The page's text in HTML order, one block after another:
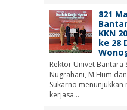
821
KKN
ke 28
Rektor Univet Bantara
Nugrahani, M.Hum
Sukarno
kerjasa...